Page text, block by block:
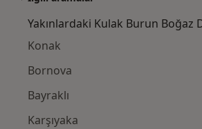
Yakınlardaki Kulak Burun Boğaz
Konak
Bornova
Bayraklı
Karşıyaka